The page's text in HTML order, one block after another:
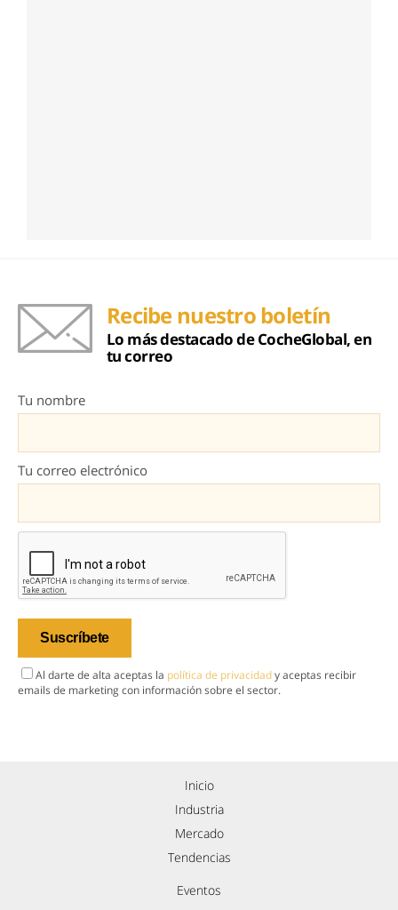
Recibe nuestro boletín
Lo más destacado de CocheGlobal, en
tu correo
Tu nombre
Tu correo electrónico
Al darte de alta aceptas la política de privacidady aceptas recibir
emails de marketing con información sobre el sector.
Inicio
Industria
Mercado
Tendencias
Eventos